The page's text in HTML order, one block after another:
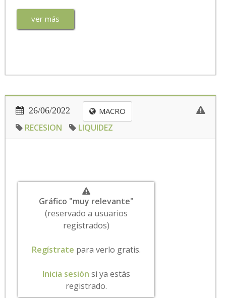
ver más
26/06/2022 MACRO
RECESION LIQUIDEZ
Gráfico "muy relevante"
(reservado a usuarios
registrados)
Regístrate para verlo gratis.
Inicia sesión si ya estás
registrado.